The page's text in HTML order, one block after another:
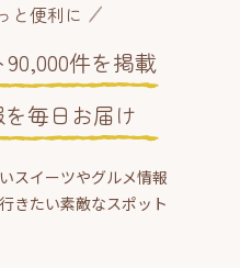
と便利に
件を掲載
毎日お届け
スイーツやグルメ情報
きたい素敵なスポット